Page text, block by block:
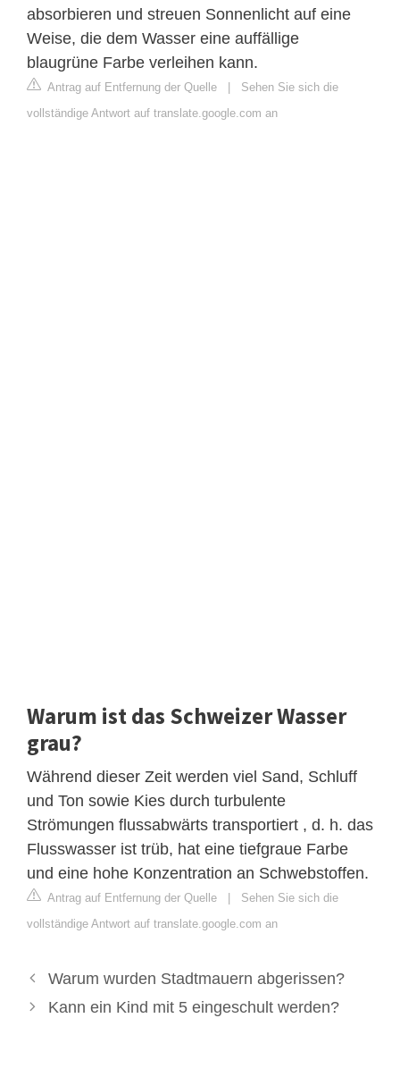
absorbieren und streuen Sonnenlicht auf eine
Weise, die dem Wasser eine auffällige
blaugrüne Farbe verleihen kann.
Antrag auf Entfernung der Quelle | Sehen Sie sich die
vollständige Antwort auf translate.google.com an
Warum ist das Schweizer Wasser
grau?
Während dieser Zeit werden viel Sand, Schluff
und Ton sowie Kies durch turbulente
Strömungen flussabwärts transportiert , d. h. das
Flusswasser ist trüb, hat eine tiefgraue Farbe
und eine hohe Konzentration an Schwebstoffen.
Antrag auf Entfernung der Quelle | Sehen Sie sich die
vollständige Antwort auf translate.google.com an
Warum wurden Stadtmauern abgerissen?
Kann ein Kind mit 5 eingeschult werden?